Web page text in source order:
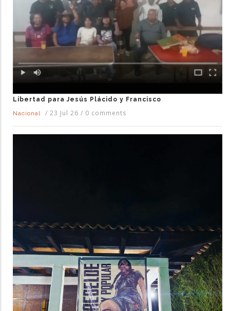
Libertad para Jesús Plácido y Francisco
Nacional
/ 23 Jul 26 / 0 comments